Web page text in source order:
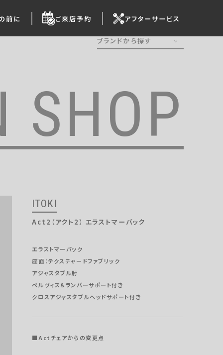
前に ご来店予約 アフターサービス
ブランドから探す
HermanMiller
Steelcase
vitra
HAG
BORDERLESS
SHOP
ITOKI
Act2（アクト2） エラストマーバック
エラストマーバック
座面：テクスチャードファブリック
アジャスタブル肘
ペルヴィス＆ランバーサポート付き
クロスアジャスタブルヘッドサポート付き
■Actチェアからの変更点